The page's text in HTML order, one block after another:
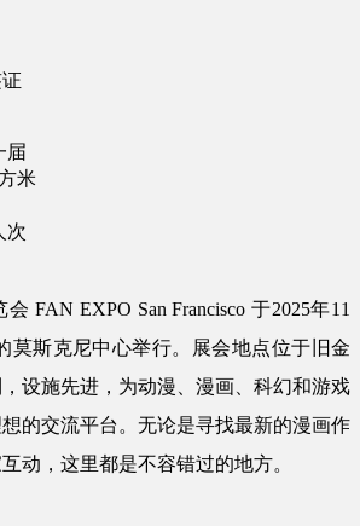
届
米
次
FAN EXPO San Francisco 于2025年11
莫斯克尼中心举行。展会地点位于旧金
设施先进，为动漫、漫画、科幻和游戏
的交流平台。无论是寻找最新的漫画作
动，这里都是不容错过的地方。